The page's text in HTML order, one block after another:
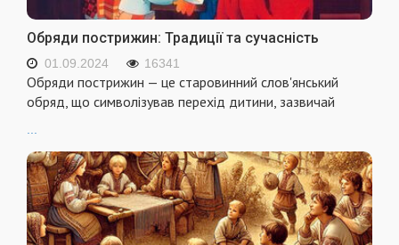
Обряди пострижин: Традиції та сучасність
01.09.2024 16341
Обряди пострижин — це старовинний слов'янський
обряд, що символізував перехід дитини, зазвичай